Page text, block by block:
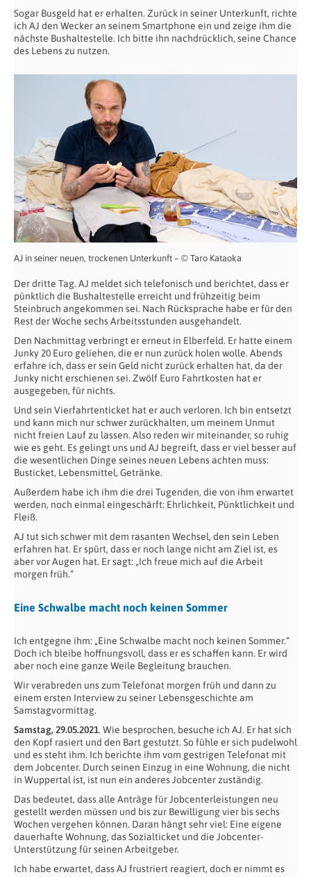
Sogar Busgeld hat er erhalten. Zurück in seiner Unterkunft, richte
ich AJ den Wecker an seinem Smartphone ein und zeige ihm die
nächste Bushaltestelle. Ich bitte ihn nachdrücklich, seine Chance
des Lebens zu nutzen.
AJ in seiner neuen, trockenen Unterkunft – © Taro Kataoka
Der dritte Tag. AJ meldet sich telefonisch und berichtet, dass er
pünktlich die Bushaltestelle erreicht und frühzeitig beim
Steinbruch angekommen sei. Nach Rücksprache habe er für den
Rest der Woche sechs Arbeitsstunden ausgehandelt.
Den Nachmittag verbringt er erneut in Elberfeld. Er hatte einem
Junky 20 Euro geliehen, die er nun zurück holen wolle. Abends
erfahre ich, dass er sein Geld nicht zurück erhalten hat, da der
Junky nicht erschienen sei. Zwölf Euro Fahrtkosten hat er
ausgegeben, für nichts.
Und sein Vierfahrtenticket hat er auch verloren. Ich bin entsetzt
und kann mich nur schwer zurückhalten, um meinem Unmut
nicht freien Lauf zu lassen. Also reden wir miteinander, so ruhig
wie es geht. Es gelingt uns und AJ begreift, dass er viel besser auf
die wesentlichen Dinge seines neuen Lebens achten muss:
Busticket, Lebensmittel, Getränke.
Außerdem habe ich ihm die drei Tugenden, die von ihm erwartet
werden, noch einmal eingeschärft: Ehrlichkeit, Pünktlichkeit und
Fleiß.
AJ tut sich schwer mit dem rasanten Wechsel, den sein Leben
erfahren hat. Er spürt, dass er noch lange nicht am Ziel ist, es
aber vor Augen hat. Er sagt: „Ich freue mich auf die Arbeit
morgen früh.“
Eine Schwalbe macht noch keinen Sommer
Ich entgegne ihm: „Eine Schwalbe macht noch keinen Sommer.“
Doch ich bleibe hoffnungsvoll, dass er es schaffen kann. Er wird
aber noch eine ganze Weile Begleitung brauchen.
Wir verabreden uns zum Telefonat morgen früh und dann zu
einem ersten Interview zu seiner Lebensgeschichte am
Samstagvormittag.
Samstag, 29.05.2021. Wie besprochen, besuche ich AJ. Er hat sich
den Kopf rasiert und den Bart gestutzt. So fühle er sich pudelwohl
und es steht ihm. Ich berichte ihm vom gestrigen Telefonat mit
dem Jobcenter. Durch seinen Einzug in eine Wohnung, die nicht
in Wuppertal ist, ist nun ein anderes Jobcenter zuständig.
Das bedeutet, dass alle Anträge für Jobcenterleistungen neu
gestellt werden müssen und bis zur Bewilligung vier bis sechs
Wochen vergehen können. Daran hängt sehr viel: Eine eigene
dauerhafte Wohnung, das Sozialticket und die Jobcenter-
Unterstützung für seinen Arbeitgeber.
Ich habe erwartet, dass AJ frustriert reagiert, doch er nimmt es